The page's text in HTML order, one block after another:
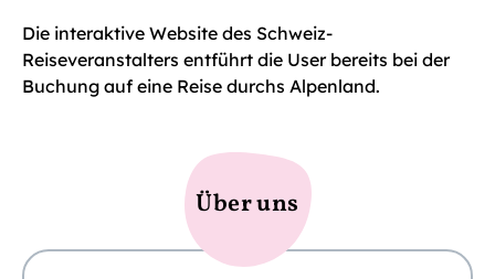
Die interaktive Website des Schweiz-
Reiseveranstalters entführt die User bereits bei der
Buchung auf eine Reise durchs Alpenland.
Über uns